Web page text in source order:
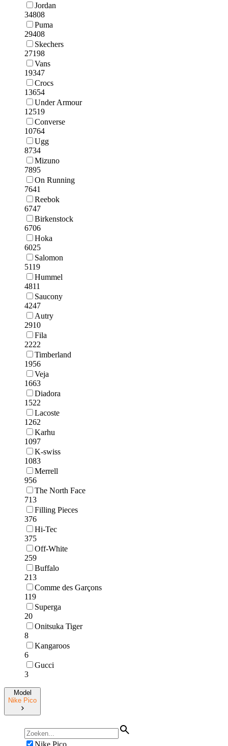
Jordan
34808
Puma
29408
Skechers
27198
Vans
19347
Crocs
13654
Under Armour
12519
Converse
10764
Ugg
8734
Mizuno
7895
On Running
7641
Reebok
6747
Birkenstock
6706
Hoka
6025
Salomon
5119
Hummel
4811
Saucony
4247
Autry
2910
Fila
2222
Timberland
1956
Veja
1663
Diadora
1522
Lacoste
1262
Karhu
1097
K-swiss
1083
Merrell
956
The North Face
713
Filling Pieces
376
Hi-Tec
375
Off-White
259
Buffalo
213
Comme des Garçons
119
Superga
20
Onitsuka Tiger
8
Kangaroos
6
Gucci
3
Model
Nike Pico
Nike Pico